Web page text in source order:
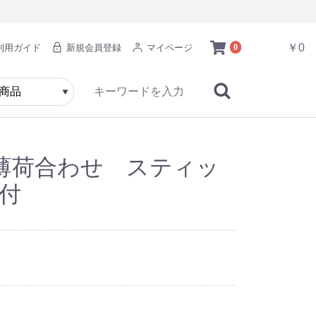
0 ￥0
用ガイド 新規会員登録 マイページ
合わせ スティッ